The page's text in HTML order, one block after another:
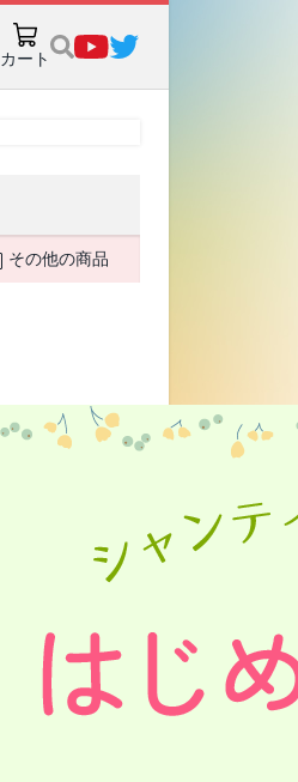
カート
その他の商品